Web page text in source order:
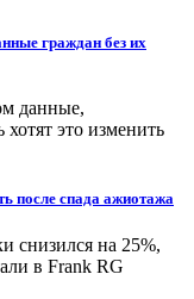
граждан без их
данные,
это изменить
после спада ажиотажа
снизился на 25%,
в Frank RG